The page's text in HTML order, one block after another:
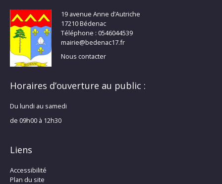
19 avenue Anne d’Autriche
17210 Bédenac
Téléphone : 0546044539
mairie@bedenac17.fr
Nous contacter
Horaires d’ouverture au public :
Du lundi au samedi
de 09h00 à 12h30
Liens
Accessibilité
Plan du site